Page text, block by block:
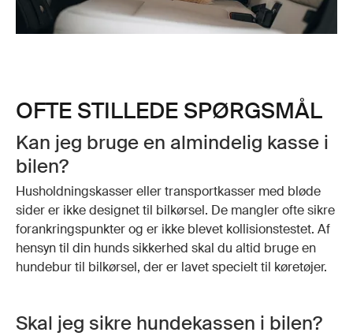
OFTE STILLEDE SPØRGSMÅL
Kan jeg bruge en almindelig kasse i
bilen?
Husholdningskasser eller transportkasser med bløde
sider er ikke designet til bilkørsel. De mangler ofte sikre
forankringspunkter og er ikke blevet kollisionstestet. Af
hensyn til din hunds sikkerhed skal du altid bruge en
hundebur til bilkørsel, der er lavet specielt til køretøjer.
Skal jeg sikre hundekassen i bilen?